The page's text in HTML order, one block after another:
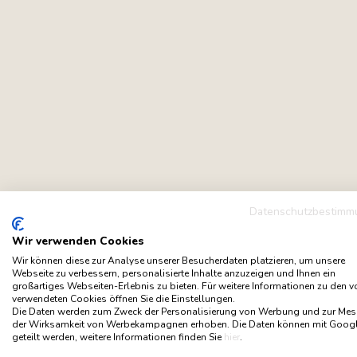
Wir verwenden Cookies
Wir können diese zur Analyse unserer Besucherdaten platzieren, um unsere
Webseite zu verbessern, personalisierte Inhalte anzuzeigen und Ihnen ein
großartiges Webseiten-Erlebnis zu bieten. Für weitere Informationen zu den
verwendeten Cookies öffnen Sie die Einstellungen.
Die Daten werden zum Zweck der Personalisierung von Werbung und zur
der Wirksamkeit von Werbekampagnen erhoben. Die Daten können mit
geteilt werden, weitere Informationen finden Siehier.